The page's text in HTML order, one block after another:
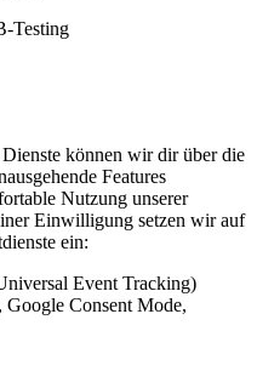
Testing
können wir dir über die
Features
Nutzung unserer
Einwilligung setzen wir auf
ein:
Event Tracking)
Consent Mode,